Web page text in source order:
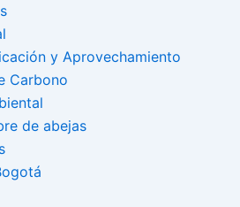
y Aprovechamiento
Carbono
de abejas